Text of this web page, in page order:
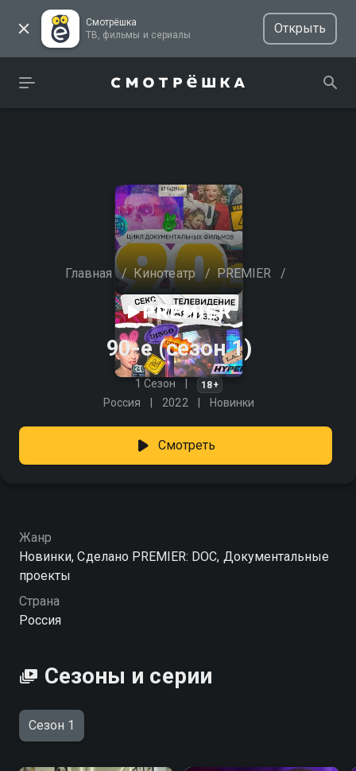
Смотрёшка
ТВ, фильмы и сериалы
Открыть
Главная / Кинотеатр / PREMIER /
90-е (сезон 1)
1 Сезон 18+
Россия 2022 Новинки
Смотреть
Жанр
Новинки, Сделано PREMIER: DOC, Документальные
проекты
Страна
Россия
Сезоны и серии
Сезон 1